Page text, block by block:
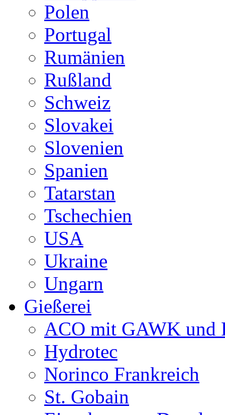
Polen
Portugal
Rumänien
Rußland
Schweiz
Slovakei
Slovenien
Spanien
Tatarstan
Tschechien
USA
Ukraine
Ungarn
Gießerei
ACO mit GAWK und
Hydrotec
Norinco Frankreich
St. Gobain